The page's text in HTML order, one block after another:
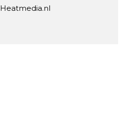
Heatmedia.nl